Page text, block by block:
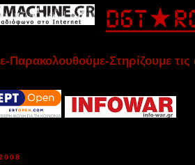
Παρακολουθούμε-Στηρίζουμε